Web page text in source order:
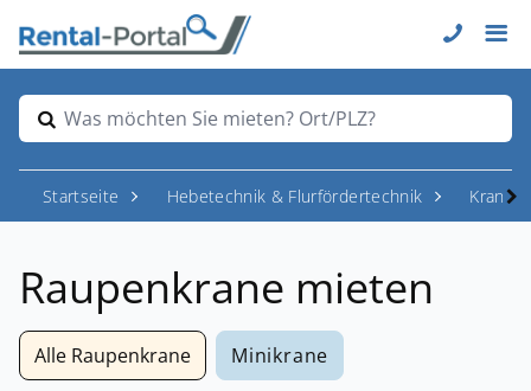
Was möchten Sie mieten? Ort/PLZ?
Startseite Hebetechnik & Flurfördertechnik Krane
Raupenkrane mieten
Alle Raupenkrane Minikrane